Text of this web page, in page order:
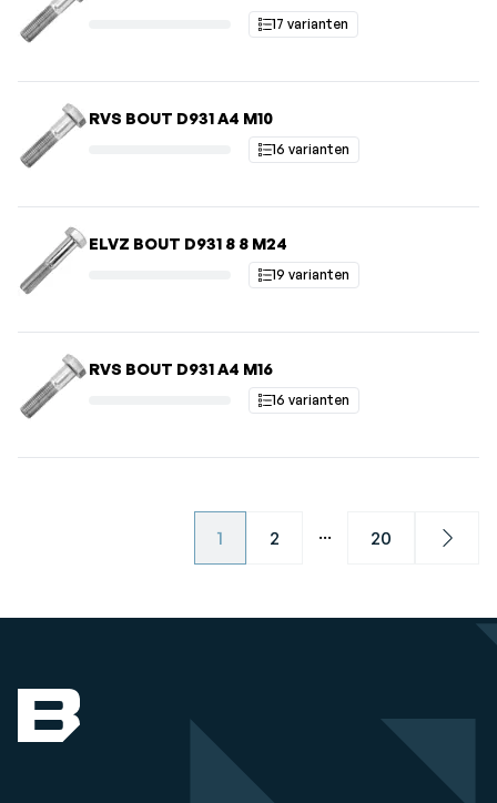
17 varianten
RVS BOUT D931 A4 M10
16 varianten
ELVZ BOUT D931 8 8 M24
19 varianten
RVS BOUT D931 A4 M16
16 varianten
1 2 ... 20 Next